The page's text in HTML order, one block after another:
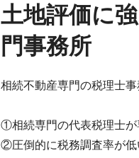
土地評価に
門事務所
相続不動産専門の税理士
①相続専門の代表税理士が
②圧倒的に税務調査率が低